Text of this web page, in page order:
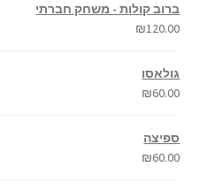
ברוב קולות - משחק חברתי
₪120.00
גולאסו
₪60.00
ספיצה
₪60.00